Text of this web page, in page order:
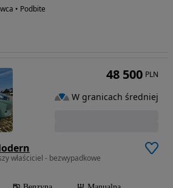
• Podbite
właściciel - bezwypadkowe
48 500 PLN
W granicach średniej